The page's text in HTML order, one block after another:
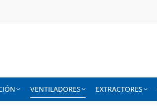
VENTILADORES EXTRACTORES